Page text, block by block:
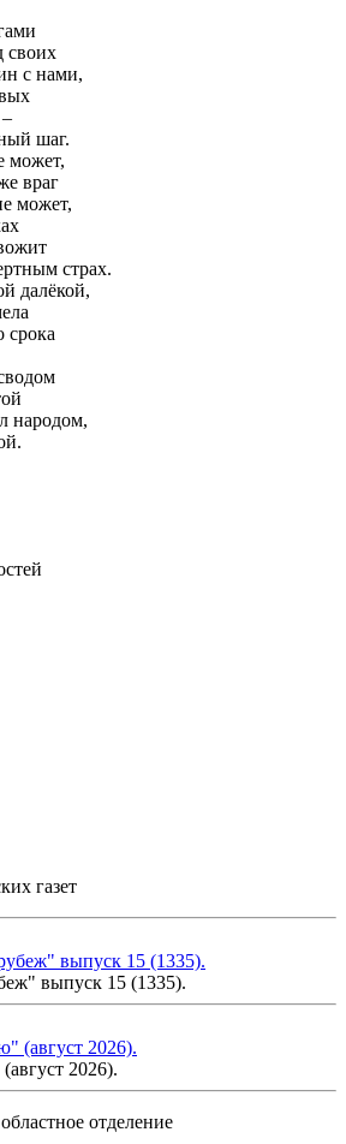
своих
с нами,
шаг.
может,
враг
может,
страх.
далёкой,
срока
народом,
газет
выпуск 15 (1335).
2026).
отделение